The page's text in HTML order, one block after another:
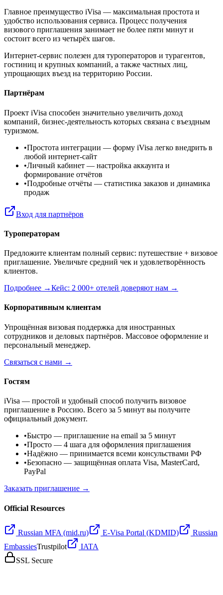
Главное преимущество iVisa — максимальная простота и
удобство использования сервиса. Процесс получения
визового приглашения занимает не более пяти минут и
состоит всего из четырёх шагов.
Интернет-сервис полезен для туроператоров и турагентов,
гостиниц и крупных компаний, а также частных лиц,
упрощающих въезд на территорию России.
Партнёрам
Проект iVisa способен значительно увеличить доход
компаний, бизнес-деятельность которых связана с въездным
туризмом.
•Простота интеграции — форму iVisa легко внедрить в
любой интернет-сайт
•Личный кабинет — настройка аккаунта и
формирование отчётов
•Подробные отчёты — статистика заказов и динамика
продаж
Вход для партнёров
Туроператорам
Предложите клиентам полный сервис: путешествие + визовое
приглашение. Увеличьте средний чек и удовлетворённость
клиентов.
Подробнее →Кейс: 2 000+ отелей доверяют нам →
Корпоративным клиентам
Упрощённая визовая поддержка для иностранных
сотрудников и деловых партнёров. Массовое оформление и
персональный менеджер.
Связаться с нами →
Гостям
iVisa — простой и удобный способ получить визовое
приглашение в Россию. Всего за 5 минут вы получите
официальный документ.
•Быстро — приглашение на email за 5 минут
•Просто — 4 шага для оформления приглашения
•Надёжно — принимается всеми консульствами РФ
•Безопасно — защищённая оплата Visa, MasterCard,
PayPal
Заказать приглашение →
Official Resources
Russian MFA (mid.ru) E-Visa Portal (KDMID)
Russian
EmbassiesTrustpilot
IATA
SSL Secure